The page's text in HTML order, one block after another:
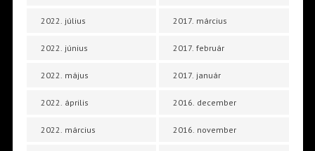
2022. július
2022. június
2022. május
2022. április
2022. március
2017. március
2017. február
2017. január
2016. december
2016. november